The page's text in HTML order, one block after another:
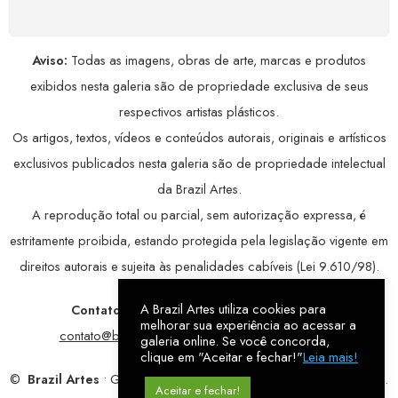
Aviso: Todas as imagens, obras de arte, marcas e produtos
exibidos nesta galeria são de propriedade exclusiva de seus
respectivos artistas plásticos.
Os artigos, textos, vídeos e conteúdos autorais, originais e artísticos
exclusivos publicados nesta galeria são de propriedade intelectual
da Brazil Artes.
A reprodução total ou parcial, sem autorização expressa, é
estritamente proibida, estando protegida pela legislação vigente em
direitos autorais e sujeita às penalidades cabíveis (Lei 9.610/98).
Contatos: WhatsApp:79 9998-1221/ E-mail:
contato@brazilartes.com/ Instagram:@brazilartes
© Brazil Artes • Galeria Online.9 anosde história (2017 – 2026).
A Brazil Artes utiliza cookies para
melhorar sua experiência ao acessar a
galeria online. Se você concorda,
clique em "Aceitar e fechar!"Leia mais!
Aceitar e fechar!